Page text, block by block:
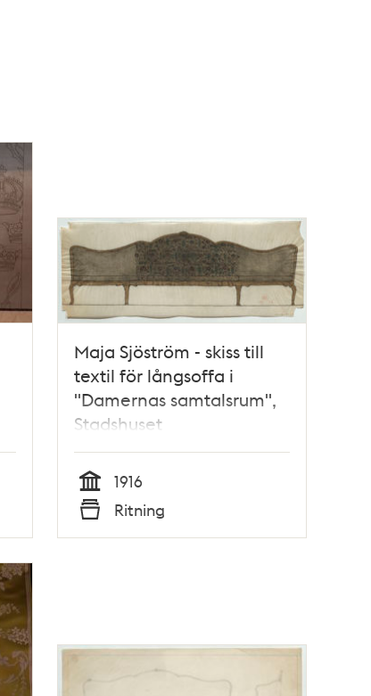
Maja Sjöström - skiss till
textil för långsoffa i
"Damernas samtalsrum",
Stadshuset
Tid
1916
Typ
Ritning